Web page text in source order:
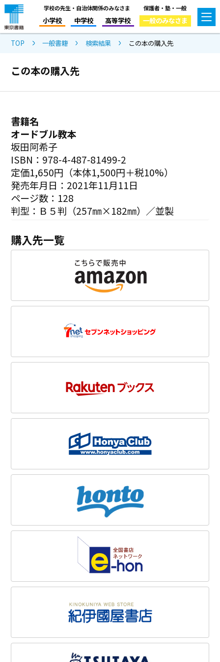
学校の先生・自治体関係のみなさま
小学校 中学校 高等学校
保護者・塾・一般
一般のみなさま
TOP 一般書籍 検索結果 この本の購入先
この本の購入先
書籍名
オードブル教本
坂田阿希子
ISBN：978-4-487-81499-2
定価1,650円（本体1,500円＋税10%）
発売年月日：2021年11月11日
ページ数：128
判型：Ｂ５判（257㎜×182㎜）／並製
購入先一覧